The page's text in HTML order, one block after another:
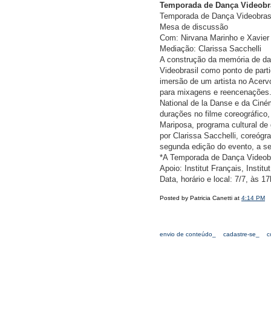
Temporada de Dança
Temporada de Dança
Mesa de discussão
Com: Nirvana Marinho e
Mediação: Clarissa Sacchelli
A construção da memória de
Videobrasil como ponto de
imersão de um artista no
para mixagens e
National de la Danse e da
durações no filme
Mariposa, programa cultural
por Clarissa Sacchelli,
segunda edição do evento, a
*A Temporada de Dança
Apoio: Institut Français,
Data, horário e local: 7/7, às
Posted by Patricia Canetti at 4:14 PM
envio de conteúdo_ cadastre-se_